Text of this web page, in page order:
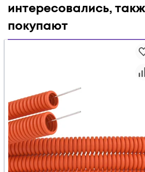
интересовались,
покупают